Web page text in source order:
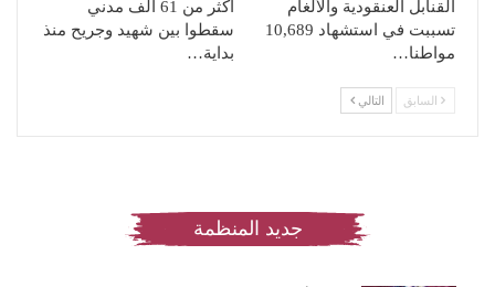
القنابل العنقودية والألغام
تسببت في استشهاد 10,689
مواطنا…
أكثر من 61 ألف مدني
سقطوا بين شهيد وجريح منذ
بداية…
السابق التالي
جديد المنظمة